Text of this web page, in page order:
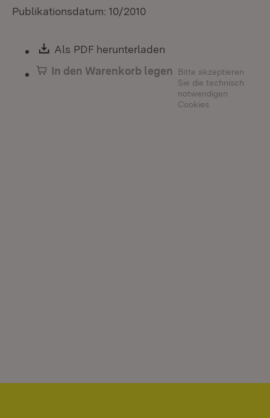
Publikationsdatum: 10/2010
Download:
Als PDF herunterladen
In den Warenkorb legen
Bitte akzeptieren
Sie die technisch
notwendigen
Cookies